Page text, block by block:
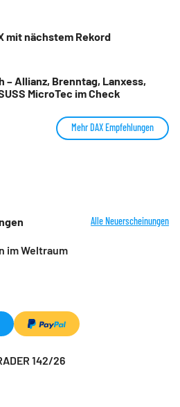
mit nächstem Rekord
Allianz, Brenntag, Lanxess,
MicroTec im Check
Mehr DAX Empfehlungen
Alle Neuerscheinungen
im Weltraum
142/26